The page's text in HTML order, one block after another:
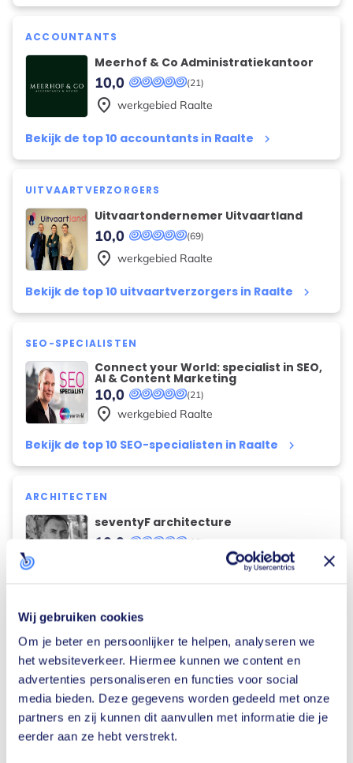
Wij gebruiken cookies
Om je beter en persoonlijker te helpen, analyseren we
het websiteverkeer. Hiermee kunnen we content en
advertenties personaliseren en functies voor social
media bieden. Deze gegevens worden gedeeld met onze
partners en zij kunnen dit aanvullen met informatie die je
eerder aan ze hebt verstrekt.
ACCOUNTANTS
Meerhof & Co Administratiekantoor
(21)
10,0
Bekijk de top 10 accountants in Raalte keyboard_arrow_right
place werkgebied Raalte
UITVAARTVERZORGERS
Uitvaartondernemer Uitvaartland
(69)
10,0
Bekijk de top 10 uitvaartverzorgers in Raalte keyboard_arrow_right
place werkgebied Raalte
SEO-SPECIALISTEN
Connect your World: specialist in SEO,
AI & Content Marketing
(21)
10,0
Bekijk de top 10 SEO-specialisten in Raalte keyboard_arrow_right
place werkgebied Raalte
ARCHITECTEN
seventyF architecture
(22)
10,0
CATERAARS
Mies
(100)
10,0
place werkgebied Raalte